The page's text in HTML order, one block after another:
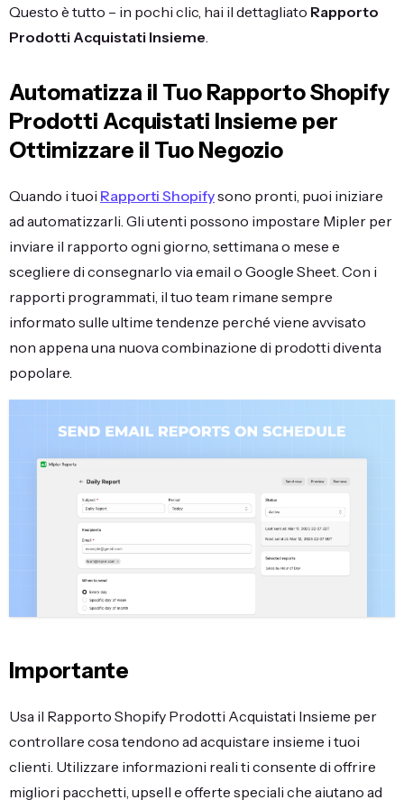
Questo è tutto – in pochi clic, hai il dettagliato Rapporto
Prodotti Acquistati Insieme.
Automatizza il Tuo Rapporto Shopify
Prodotti Acquistati Insieme per
Ottimizzare il Tuo Negozio
Quando i tuoi Rapporti Shopifysono pronti, puoi iniziare
ad automatizzarli. Gli utenti possono impostare Mipler per
inviare il rapporto ogni giorno, settimana o mese e
scegliere di consegnarlo via email o Google Sheet. Con i
rapporti programmati, il tuo team rimane sempre
informato sulle ultime tendenze perché viene avvisato
non appena una nuova combinazione di prodotti diventa
popolare.
Importante
Usa il Rapporto Shopify Prodotti Acquistati Insieme per
controllare cosa tendono ad acquistare insieme i tuoi
clienti. Utilizzare informazioni reali ti consente di offrire
migliori pacchetti, upsell e offerte speciali che aiutano ad